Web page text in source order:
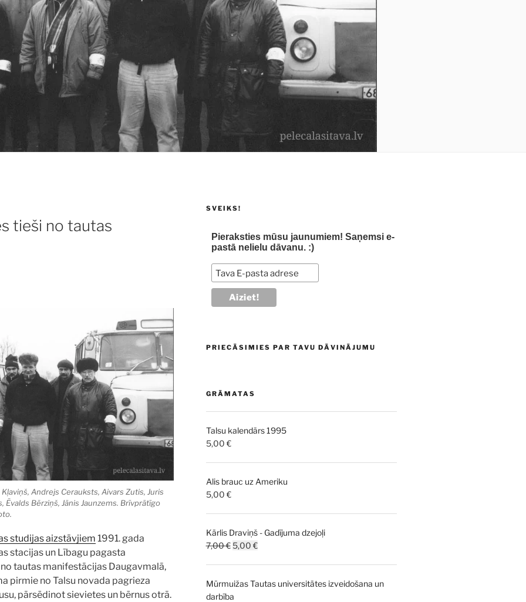
tieši no tautas
Andrejs Cerauksts, Aivars Zutis, Juris
Ēvalds Bērziņš, Jānis Jaunzems. Brīvprātīgo
studijas aizstāvjiem 1991. gada
stacijas un Lībagu pagasta
tautas manifestācijas Daugavmalā,
pirmie no Talsu novada pagrieza
pārsēdinot sievietes un bērnus otrā.
SVEIKS!
Pieraksties mūsu jaunumiem! Saņemsi e-
pastā nelielu dāvanu. :)
PRIECĀSIMIES PAR TAVU DĀVINĀJUMU
GRĀMATAS
Talsu kalendārs 1995
5,00€
Alis brauc uz Ameriku
5,00€
Kārlis Draviņš - Gadījuma dzejoļi
7,00€ Original
7,00 €.
5,00 €Current
5,00 €.
Mūrmuižas Tautas universitātes izveidošana un
darbība